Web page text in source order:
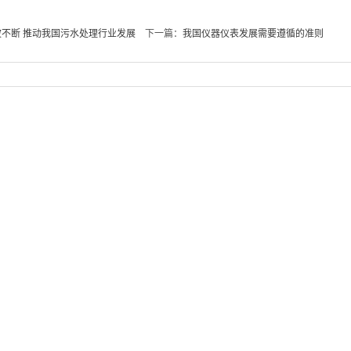
断 推动我国污水处理行业发展 下一篇： 我国仪器仪表发展需要遵循的准则